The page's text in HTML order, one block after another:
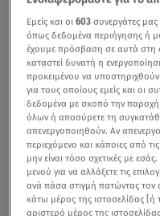
Εάν ηΤουρκία έχει
πρέπει να υπάρχουν
δε θα τα
Υπουργός Εξωτερικών
Εμείς και οι603 συνεργάτες
όπως δεδομένα περιήγησης ή
έχουμε πρόσβαση σε αυτά στη
καταστεί δυνατή η
προκειμένου να
για τους οποίους εμείς και οι
δεδομένα με σκοπό την
όλων ή αποσύρετε τη
απενεργοποιηθούν. Αν
περιεχόμενο και κάποιες από
μην είναι τόσο σχετικές με
μενού για να αλλάξετε τις
ανά πάσα στιγμή πατώντας τον
κάτω μέρος της ιστοσελίδας [ή
αριστερό μέρος της